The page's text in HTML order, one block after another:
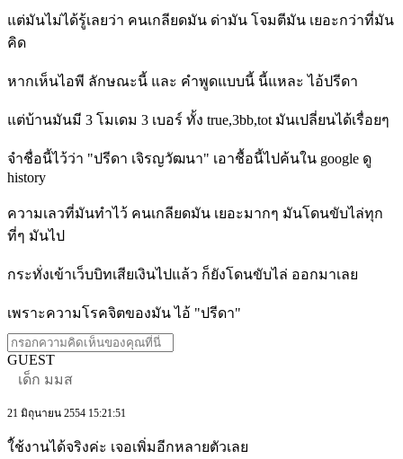
แต่มันไม่ได้รู้เลยว่า คนเกลียดมัน ด่ามัน โจมตีมัน เยอะกว่าที่มัน
คิด
หากเห็นไอพี ลักษณะนี้ และ คำพูดแบบนี้ นี้แหละ ไอ้ปรีดา
แต่บ้านมันมี 3 โมเดม 3 เบอร์ ทั้ง true,3bb,tot มันเปลี่ยนได้เรื่อยๆ
จำชื่อนี้ไว้ว่า "ปรีดา เจิรญวัฒนา" เอาชื้อนี้ไปค้นใน google ดู
history
ความเลวที่มันทำไว้ คนเกลียดมัน เยอะมากๆ มันโดนขับไล่ทุก
ที่ๆ มันไป
กระทั่งเข้าเว็บบิทเสียเงินไปแล้ว ก็ยังโดนขับไล่ ออกมาเลย
เพราะความโรคจิตของมัน ไอ้ "ปรีดา"
GUEST
เด็ก มมส
21 มิถุนายน 2554 15:21:51
ใ้ช้งานได้จริงค่ะ เจอเพิ่มอีกหลายตัวเลย